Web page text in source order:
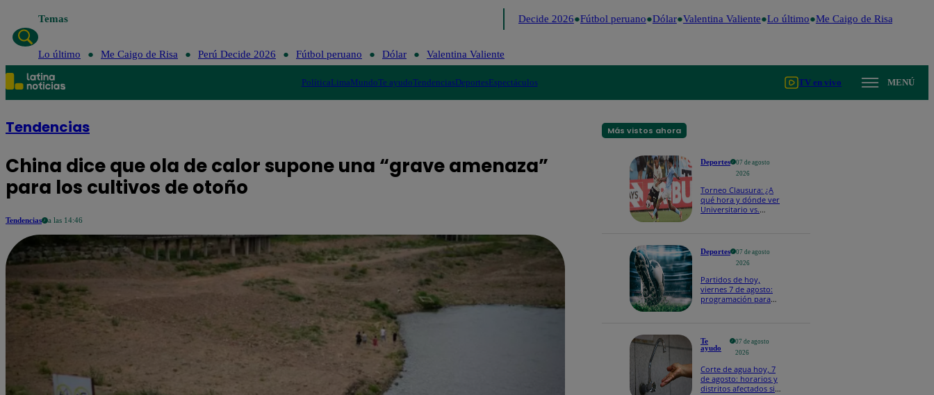
Temas Perú Decide 2026 Fútbol peruano Dólar Valentina Valiente Lo último Me Caigo de Risa
Lo último Me Caigo de Risa Perú Decide 2026 Fútbol peruano Dólar Valentina Valiente
PolíticaLimaMundoTe ayudoTendenciasDeportesEspectáculos TV en vivo MENÚ
Tendencias
China dice que ola de calor supone una “grave amenaza”
para los cultivos de otoño
Tendencias a las 14:46
Más vistos ahora
Deportes
07 de agosto
2026
Torneo Clausura: ¿A
qué hora y dónde ver
Universitario vs.
Deportes
07 de agosto
2026
Partidos de hoy,
viernes 7 de agosto:
programación para
Te
ayudo
07 de agosto
2026
Corte de agua hoy, 7
de agosto: horarios y
distritos afectados sin